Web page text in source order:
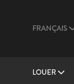
FRANÇAIS
LOUER